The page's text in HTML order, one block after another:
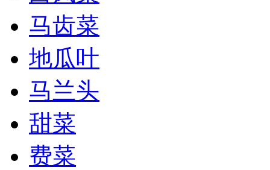
马齿菜
地瓜叶
马兰头
甜菜
费菜